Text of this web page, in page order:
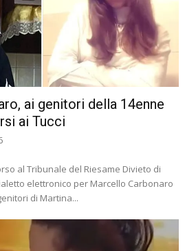
ai genitori della 14enne
ai Tucci
al Tribunale del Riesame Divieto di
elettronico per Marcello Carbonaro
di Martina...